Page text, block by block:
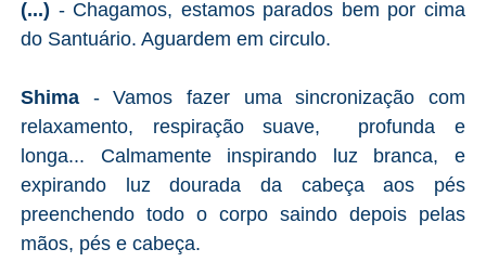
(...) - Chagamos, estamos parados bem por cima
do Santuário. Aguardem em circulo.
Shima - Vamos fazer uma sincronização com
relaxamento, respiração suave, profunda e
longa... Calmamente inspirando luz branca, e
expirando luz dourada da cabeça aos pés
preenchendo todo o corpo saindo depois pelas
mãos, pés e cabeça.